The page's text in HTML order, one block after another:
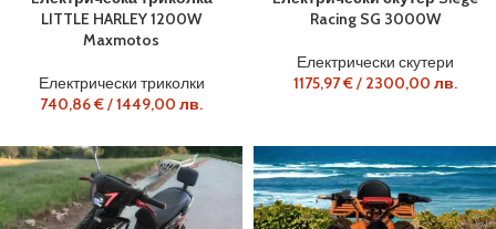
LITTLE HARLEY 1200W
Maxmotos
Електрически триколки
740,86€/1449,00 лв.
Racing SG 3000W
Електрически скутери
1175,97€/ 2300,00 лв.